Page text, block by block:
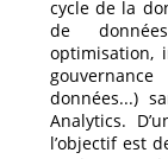
cycle de la
de
optimisation,
données...)
Analytics.
l’objectif est